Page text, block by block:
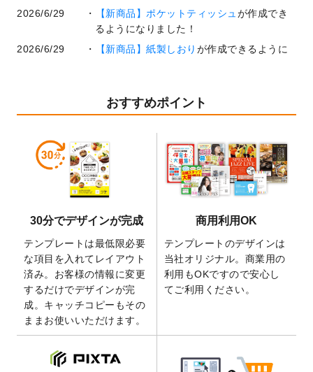
2026/6/29
【新商品】ポケットティッシュが作成でき
るようになりました！
2026/6/29
【新商品】紙製しおり が作成できるように
業効率を上げる便利な操作方法3選！
開いたしました。
暑中見舞いのデザインテンプレート
しました。
2026/5/28
【新商品】マグネットステッカーが作成で
きるようになりました！
の全4ステップを解説！」を公開いたしまし
た。
2026/4/23
コラム「 画像の配置・差し替え・トリミン
グ」「テンプレート間でパーツを流用する
方法」を公開いたしました。
2026/4/21
アクリルキーホルダーのデザインテンプレ
ート を追加いたしました。
りました！
おすすめポイント
30分でデザインが完成
テンプレートは最低限必要
な項目を入れてレイアウト
済み。お客様の情報に変更
するだけでデザインが完
成。キャッチコピーもその
ままお使いいただけます。
商用利用OK
テンプレートのデザインは
当社オリジナル。商業用の
利用もOKですので安心し
てご利用ください。